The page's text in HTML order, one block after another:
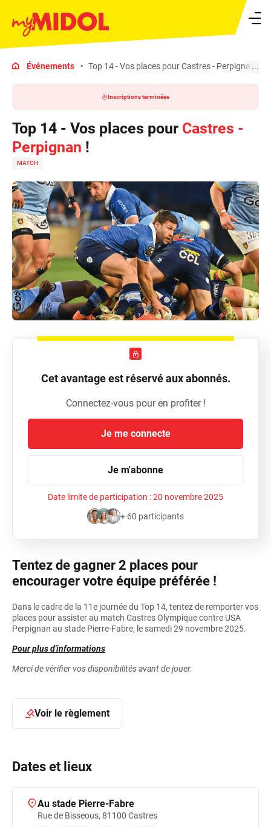
Ouvrir le menu
Événements Top 14 - Vos places pour Castres - Perpignan !
Inscriptions terminées
Top 14 - Vos places pour Castres -
Perpignan !
MATCH
Cet avantage est réservé aux abonnés.
Connectez-vous pour en profiter !
Je me connecte
Je m'abonne
Date limite de participation :20 novembre 2025
+ 60 participants
Tentez de gagner 2 places pour
encourager votre équipe préférée !
Dans le cadre de la 11e journée du Top 14, tentez de remporter vos
places pour assister au match Castres Olympique contre USA
Perpignan au stade Pierre-Fabre, le samedi 29 novembre 2025.
Pour plus d'informations
Merci de vérifier vos disponibilités avant de jouer.
Voir le règlement
Dates et lieux
Au stade Pierre-Fabre
Rue de Bisseous, 81100 Castres